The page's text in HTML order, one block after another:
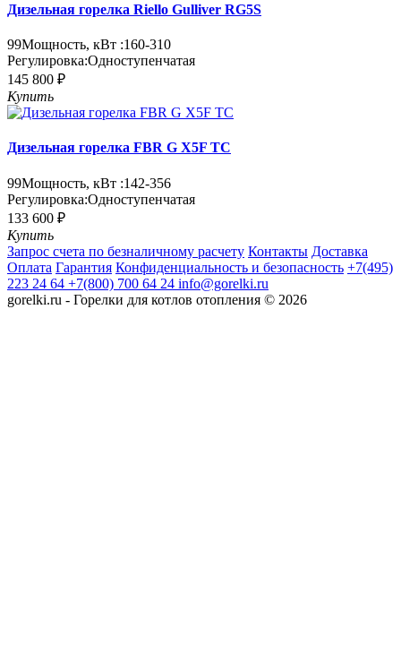
Дизельная горелка Riello Gulliver RG5S
99Мощность, кВт :160-310
Регулировка:Одноступенчатая
145 800 ₽
Купить
Дизельная горелка FBR G X5F TC
99Мощность, кВт :142-356
Регулировка:Одноступенчатая
133 600 ₽
Купить
Запрос счета по безналичному расчету Контакты Доставка
Оплата Гарантия Конфиденциальность и безопасность +7(495)
223 24 64 +7(800) 700 64 24 info@gorelki.ru
gorelki.ru - Горелки для котлов отопления © 2026